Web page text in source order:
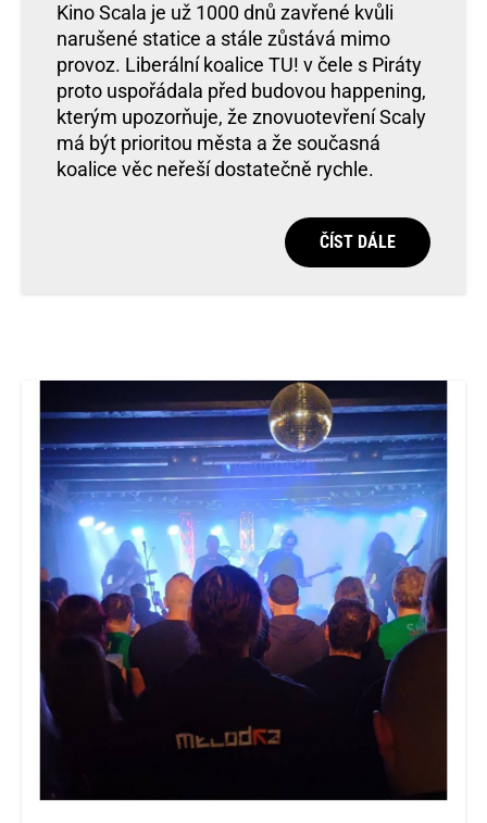
Kino Scala je už 1000 dnů zavřené kvůli
narušené statice a stále zůstává mimo
provoz. Liberální koalice TU! v čele s Piráty
proto uspořádala před budovou happening,
kterým upozorňuje, že znovuotevření Scaly
má být prioritou města a že současná
koalice věc neřeší dostatečně rychle.
ČÍST DÁLE